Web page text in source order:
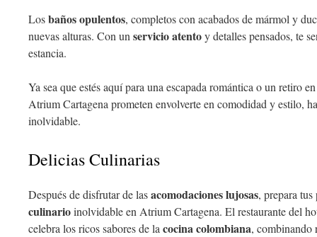
Losbaños opulentos, completos con acabados de mármol y
nuevas alturas. Con un servicio atentoy detalles pensados, te
estancia.
Ya sea que estés aquí para una escapada romántica o un retiro
Atrium Cartagena prometen envolverte en comodidad y estilo,
inolvidable.
Delicias Culinarias
Después de disfrutar de lasacomodaciones lujosas, prepara
culinarioinolvidable en Atrium Cartagena. El restaurante del
celebra los ricos sabores de la cocina colombiana, combinando